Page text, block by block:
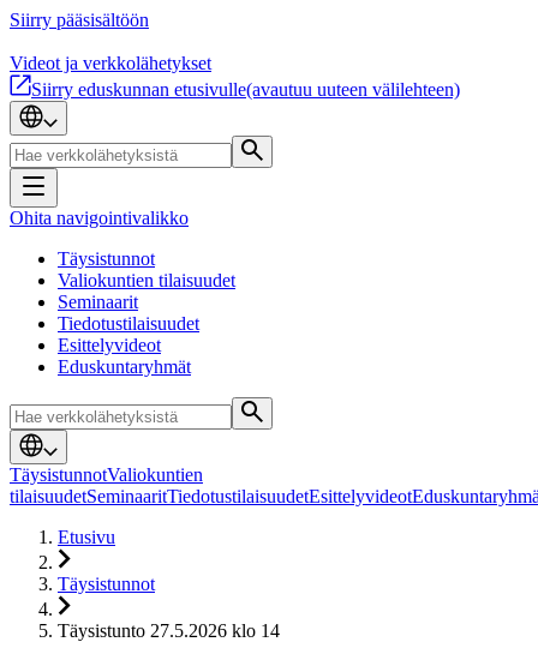
Siirry pääsisältöön
Videot ja verkkolähetykset
Siirry eduskunnan etusivulle(avautuu uuteen välilehteen)
Ohita navigointivalikko
Täysistunnot
Valiokuntien tilaisuudet
Seminaarit
Tiedotustilaisuudet
Esittelyvideot
Eduskuntaryhmät
TäysistunnotValiokuntien
tilaisuudetSeminaaritTiedotustilaisuudetEsittelyvideot
Etusivu
Täysistunnot
Täysistunto 27.5.2026 klo 14